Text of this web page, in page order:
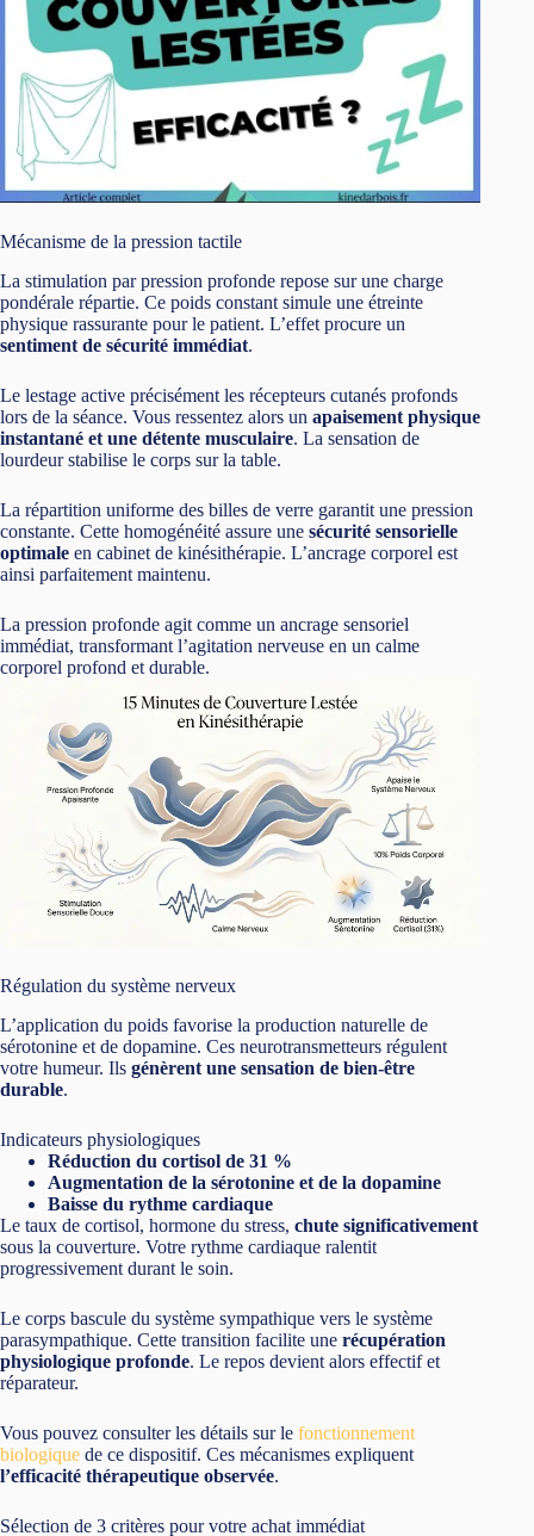
Mécanisme de la pression tactile
La stimulation par pression profonde repose sur une charge
pondérale répartie. Ce poids constant simule une étreinte
physique rassurante pour le patient. L’effet procure un
sentiment de sécurité immédiat.
Le lestage active précisément les récepteurs cutanés profonds
lors de la séance. Vous ressentez alors un apaisement physique
instantané et une détente musculaire. La sensation de
lourdeur stabilise le corps sur la table.
La répartition uniforme des billes de verre garantit une pression
constante. Cette homogénéité assure une sécurité sensorielle
optimale en cabinet de kinésithérapie. L’ancrage corporel est
ainsi parfaitement maintenu.
La pression profonde agit comme un ancrage sensoriel
immédiat, transformant l’agitation nerveuse en un calme
corporel profond et durable.
Régulation du système nerveux
L’application du poids favorise la production naturelle de
sérotonine et de dopamine. Ces neurotransmetteurs régulent
votre humeur. Ils génèrent une sensation de bien-être
durable.
Indicateurs physiologiques
Réduction du cortisol de 31 %
Augmentation de la sérotonine et de la dopamine
Baisse du rythme cardiaque
Le taux de cortisol, hormone du stress, chute significativement
sous la couverture. Votre rythme cardiaque ralentit
progressivement durant le soin.
Le corps bascule du système sympathique vers le système
parasympathique. Cette transition facilite une récupération
physiologique profonde. Le repos devient alors effectif et
réparateur.
Vous pouvez consulter les détails sur le fonctionnement
biologique de ce dispositif. Ces mécanismes expliquent
l’efficacité thérapeutique observée.
Sélection de 3 critères pour votre achat immédiat